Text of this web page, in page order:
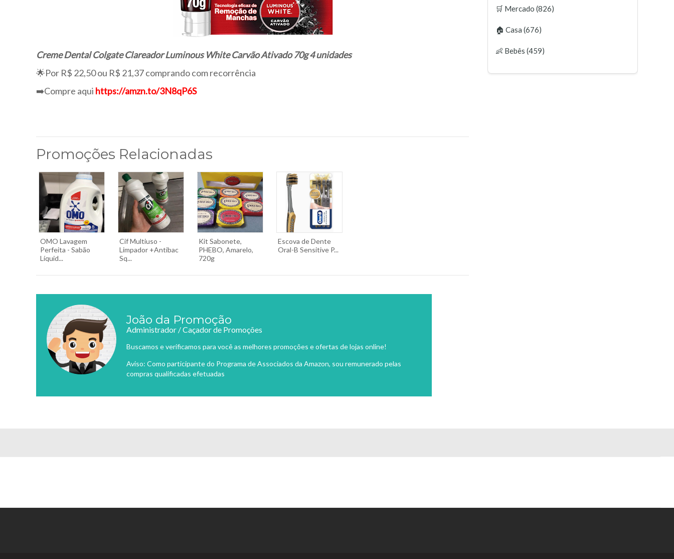
Creme Dental Colgate Clareador Luminous White Carvão Ativado 70g 4 unidades
🌟Por R$ 22,50 ou R$ 21,37 comprando com recorrência
➡️Compre aqui https://amzn.to/3N8qP6S
Promoções Relacionadas
OMO Lavagem
Perfeita - Sabão
Líquid...
Cif Multiuso -
Limpador +Antibac
Sq...
Kit Sabonete,
PHEBO, Amarelo,
720g
Escova de Dente
Oral-B Sensitive P...
João da Promoção
Administrador / Caçador de Promoções
Buscamos e verificamos para você as melhores promoções e ofertas de lojas online!
Aviso: Como participante do Programa de Associados da Amazon, sou remunerado pelas
compras qualificadas efetuadas
🛒 Mercado (826)
🏠 Casa (676)
👶 Bebês (459)